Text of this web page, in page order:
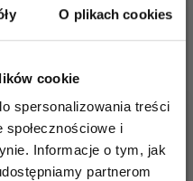
O plikach cookies
cookie
spersonalizowania treści
i
Informacje o tym, jak
partnerom
UCHWYT DO TORBY
DO SZYCIA 18 MM X 80
CM (2 SZT.)
40,20 zł
Okazja31/08/2026